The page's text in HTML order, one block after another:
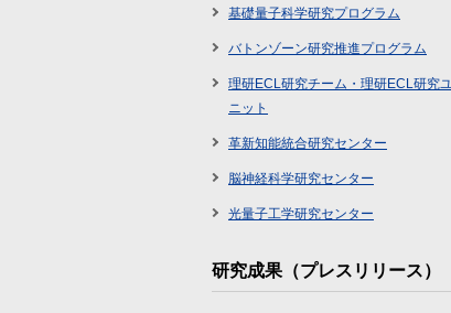
基礎量子科学研究プログラム
バトンゾーン研究推進プログラム
理研ECL研究チーム・理研ECL研究ユ
ニット
革新知能統合研究センター
脳神経科学研究センター
光量子工学研究センター
研究成果（プレスリリース）